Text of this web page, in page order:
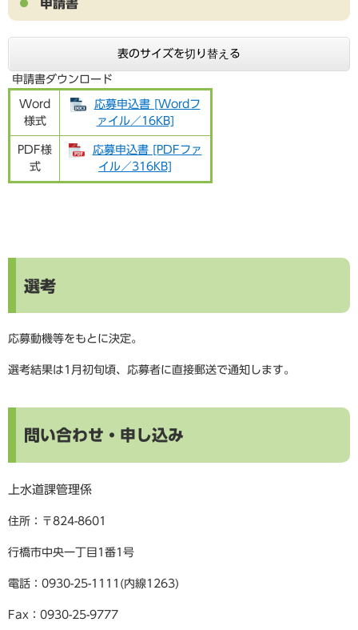
申請書
表のサイズを切り替える
申請書ダウンロード
Word
様式
応募申込書 [Wordフ
ァイル／16KB]
PDF様
式
応募申込書 [PDFファ
イル／316KB]
選考
応募動機等をもとに決定。
選考結果は1月初旬頃、応募者に直接郵送で通知します。
問い合わせ・申し込み
上水道課管理係
住所：〒824-8601
行橋市中央一丁目1番1号
電話：0930-25-1111(内線1263)
Fax：0930-25-9777